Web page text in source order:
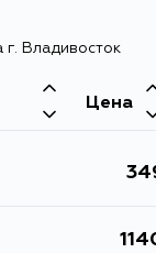
г. Владивосток
Цена